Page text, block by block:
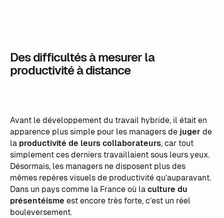
Des difficultés à mesurer la
productivité à distance
Avant le développement du travail hybride, il était en
apparence plus simple pour les managers de juger de
la productivité de leurs collaborateurs, car tout
simplement ces derniers travaillaient sous leurs yeux.
Désormais, les managers ne disposent plus des
mêmes repères visuels de productivité qu’auparavant.
Dans un pays comme la France où laculture du
présentéisme est encore très forte, c’est un réel
bouleversement.